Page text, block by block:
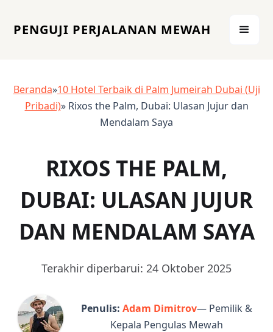
PENGUJI PERJALANAN MEWAH
Beranda»10 Hotel Terbaik di Palm Jumeirah Dubai (Uji
Pribadi)» Rixos the Palm, Dubai: Ulasan Jujur dan
Mendalam Saya
RIXOS THE PALM,
DUBAI: ULASAN JUJUR
DAN MENDALAM SAYA
Terakhir diperbarui: 24 Oktober 2025
Penulis: Adam Dimitrov— Pemilik &
Kepala Pengulas Mewah